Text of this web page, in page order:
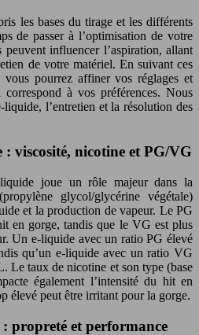
les bases du tirage et les différents
de passer à l’optimisation de votre
peuvent influencer l’aspiration, allant
de votre matériel. En suivant ces
vous pourrez affiner vos réglages et
à vos préférences. Nous
l’entretien et la résolution des
viscosité, nicotine et PG/VG
joue un rôle majeur dans la
glycol/glycérine végétale)
et la production de vapeur. Le PG
en gorge, tandis que le VG est plus
Un e-liquide avec un ratio PG élevé
qu’un e-liquide avec un ratio VG
Le taux de nicotine et son type (base
également l’intensité du hit en
élevé peut être irritant pour la gorge.
propreté et performance